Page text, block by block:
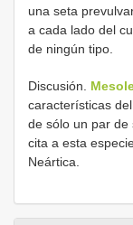
una seta
a cada lado del
de ningún tipo.
Discusión.
características
de sólo un par de
cita a esta
Neártica.